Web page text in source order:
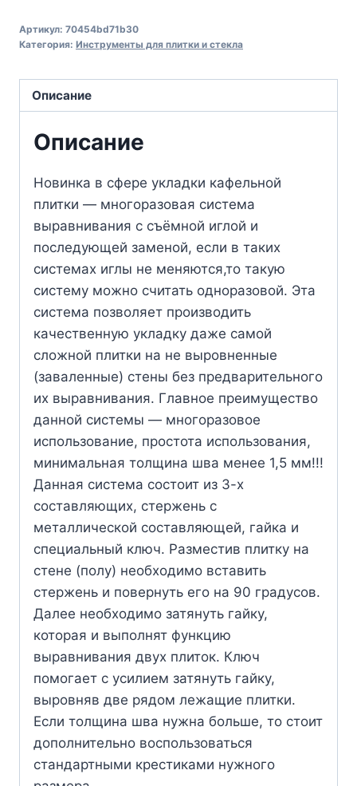
Артикул: 70454bd71b30
Категория: Инструменты для плитки и стекла
Описание
Описание
Новинка в сфере укладки кафельной
плитки — многоразовая система
выравнивания с съёмной иглой и
последующей заменой, если в таких
системах иглы не меняются,то такую
систему можно считать одноразовой. Эта
система позволяет производить
качественную укладку даже самой
сложной плитки на не выровненные
(заваленные) стены без предварительного
их выравнивания. Главное преимущество
данной системы — многоразовое
использование, простота использования,
минимальная толщина шва менее 1,5 мм!!!
Данная система состоит из 3-х
составляющих, стержень с
металлической составляющей, гайка и
специальный ключ. Разместив плитку на
стене (полу) необходимо вставить
стержень и повернуть его на 90 градусов.
Далее необходимо затянуть гайку,
которая и выполнят функцию
выравнивания двух плиток. Ключ
помогает с усилием затянуть гайку,
выровняв две рядом лежащие плитки.
Если толщина шва нужна больше, то стоит
дополнительно воспользоваться
стандартными крестиками нужного